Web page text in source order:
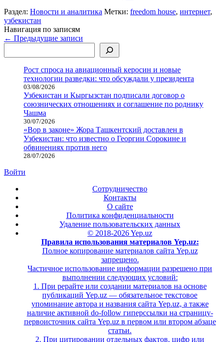
Раздел: Новости и аналитика Метки: freedom house, интернет,
узбекистан
Навигация по записям
← Предыдущие записи
Рост спроса на авиационный керосин и новые
технологии разведки: что обсуждали у президента
03/08/2026
Узбекистан и Кыргызстан подписали договор о
союзнических отношениях и соглашение по роднику
Чашма
30/07/2026
«Вор в законе» Жора Ташкентский доставлен в
Узбекистан: что известно о Георгии Сорокине и
обвинениях против него
28/07/2026
Войти
Сотрудничество
Контакты
О сайте
Политика конфиденциальности
Удаление пользовательских данных
© 2018-2026 Yep.uz
Правила использования материалов Yep.uz:
Полное копирование материалов сайта Yep.uz
запрещено.
Частичное использование информации разрешено при
выполнении следующих условий:
1. При рерайте или создании материалов на основе
публикаций Yep.uz — обязательное текстовое
упоминание автора и названия сайта Yep.uz, а также
наличие активной do-follow гиперссылки на страницу-
первоисточник сайта Yep.uz в первом или втором абзаце
статьи.
2. При цитировании отдельных фактов, цифр или